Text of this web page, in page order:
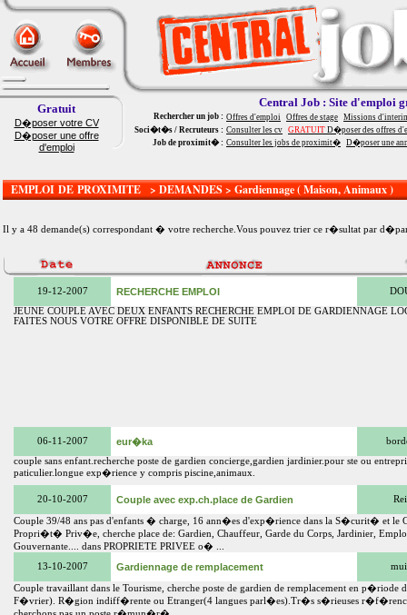
Gratuit
D�poser votre CV
D�poser une offre
d'emploi
Central Job : Site d'emploi
Rechercher un job : Offres d'emploi Offres de stage Missions
Soci�t�s / Recruteurs : Consulter les cv GRATUIT D�poser des offres
Job de proximit� : Consulter les jobs de proximit� D�poser une
EMPLOI DE PROXIMITE > DEMANDES > Gardiennage ( Maison, Animaux )
Il y a 48 demande(s) correspondant � votre recherche.Vous pouvez trier ce r�sultat par
19-12-2007 RECHERCHE EMPLOI
JEUNE COUPLE AVEC DEUX ENFANTS RECHERCHE EMPLOI DE GARDIENNAGE
FAITES NOUS VOTRE OFFRE DISPONIBLE DE SUITE
06-11-2007 eur�ka
couple sans enfant.recherche poste de gardien concierge,gardien jardinier.pour ste ou
paticulier.longue exp�rience y compris piscine,animaux.
20-10-2007 Couple avec exp.ch.place de Gardien
Couple 39/48 ans pas d'enfants � charge, 16 ann�es d'exp�rience dans la S�curit� et le
Propri�t� Priv�e, cherche place de: Gardien, Chauffeur, Garde du Corps, Jardinier,
Gouvernante.... dans PROPRIETE PRIVEE o� ...
13-10-2007
Gardiennage de remplacement
Couple travaillant dans le Tourisme, cherche poste de gardien de remplacement en p�riode
F�vrier). R�gion indiff�rente ou Etranger(4 langues parl�es).Tr�s s�rieuses